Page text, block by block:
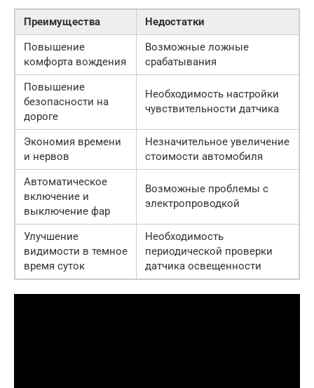
Преимущества
Недостатки
Повышение
комфорта вождения
Возможные ложные
срабатывания
Повышение
безопасности на
дороге
Необходимость настройки
чувствительности датчика
Экономия времени
и нервов
Незначительное увеличение
стоимости автомобиля
Автоматическое
включение и
выключение фар
Возможные проблемы с
электропроводкой
Улучшение
видимости в темное
время суток
Необходимость
периодической проверки
датчика освещенности